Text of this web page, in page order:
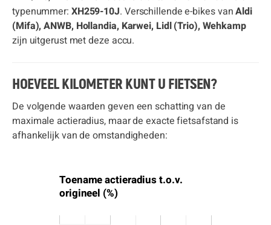
typenummer: XH259-10J. Verschillende e-bikes vanAldi
(Mifa), ANWB, Hollandia, Karwei, Lidl (Trio), Wehkamp
zijn uitgerust met deze accu.
HOEVEEL KILOMETER KUNT U FIETSEN?
De volgende waarden geven een schatting van de
maximale actieradius, maar de exacte fietsafstand is
afhankelijk van de omstandigheden:
Toename actieradius t.o.v.
origineel (%)